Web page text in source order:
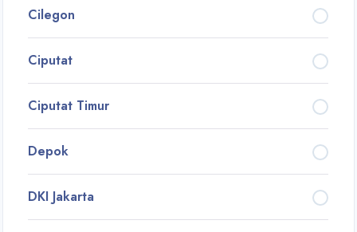
Cilegon
Ciputat
Ciputat Timur
Depok
DKI Jakarta